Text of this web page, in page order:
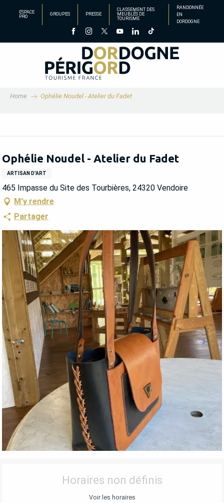
principal
ESPACE
PRO
GROUPES PRESSE
CLASSEMENT DES
MEUBLÉS DE
TOURISME
RANDONNÉE
EN
DORDOGNE
Home Ophélie Noudel - Atelier du Fadet
Ophélie Noudel - Atelier du Fadet
ARTISAN D'ART
465 Impasse du Site des Tourbières, 24320 Vendoire
M'y rendre
Partager
OUVERTURE ET COORDONNÉES
Horaires non définis
Voir les horaires